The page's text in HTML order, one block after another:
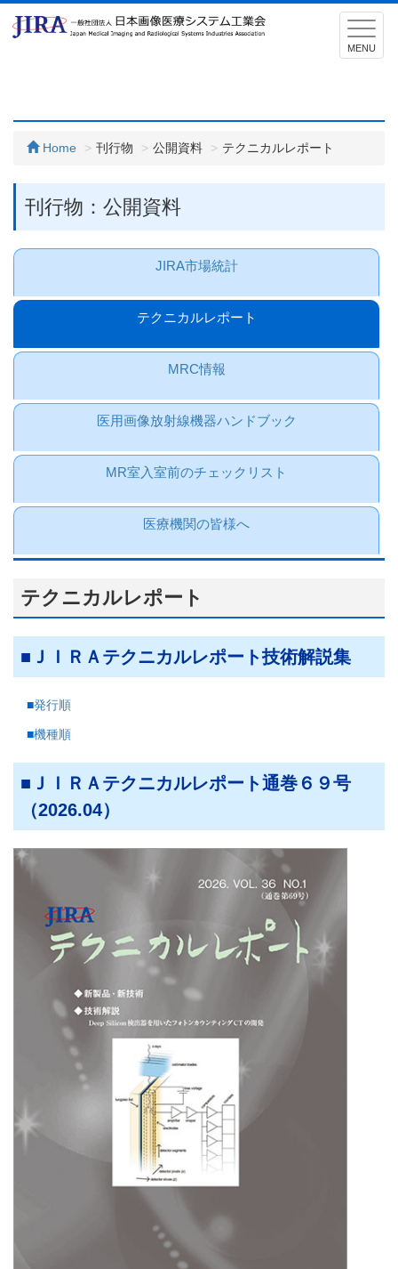
T
o
g
a
i
MENU
Home 刊行物 公開資料 テクニカルレポート
刊行物：公開資料
JIRA市場統計
テクニカルレポート
MRC情報
医用画像放射線機器ハンドブック
MR室入室前のチェックリスト
医療機関の皆様へ
テクニカルレポート
ＪＩＲＡテクニカルレポート技術解説集
発行順
機種順
ＪＩＲＡテクニカルレポート通巻６９号
（2026.04）